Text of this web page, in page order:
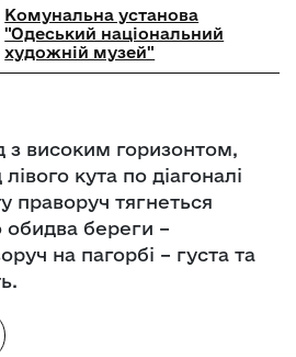
Комунальна установа
"Одеський національний
художній музей"
з високим горизонтом,
кута по діагоналі
праворуч тягнеться
обидва береги –
на пагорбі – густа та